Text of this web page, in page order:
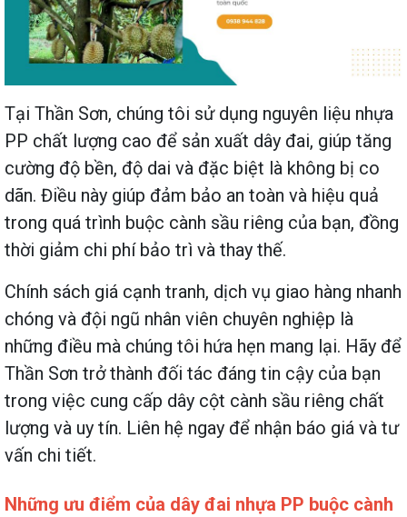
Tại Thần Sơn, chúng tôi sử dụng nguyên liệu nhựa
PP chất lượng cao để sản xuất dây đai, giúp tăng
cường độ bền, độ dai và đặc biệt là không bị co
dãn. Điều này giúp đảm bảo an toàn và hiệu quả
trong quá trình buộc cành sầu riêng của bạn, đồng
thời giảm chi phí bảo trì và thay thế.
Chính sách giá cạnh tranh, dịch vụ giao hàng nhanh
chóng và đội ngũ nhân viên chuyên nghiệp là
những điều mà chúng tôi hứa hẹn mang lại. Hãy để
Thần Sơn trở thành đối tác đáng tin cậy của bạn
trong việc cung cấp dây cột cành sầu riêng chất
lượng và uy tín. Liên hệ ngay để nhận báo giá và tư
vấn chi tiết.
Những ưu điểm của dây đai nhựa PP buộc cành